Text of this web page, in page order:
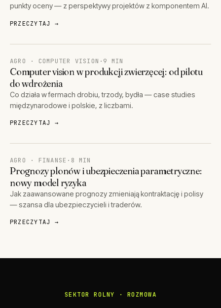
punkty oceny — z perspektywy projektów z komponentem AI.
PRZECZYTAJ →
AGRO · COMPUTER VISION · 9 MIN
Computer vision w produkcji zwierzęcej: od pilotu
do wdrożenia
Co działa w fermach drobiu, trzody, bydła — case studies
międzynarodowe i polskie, z liczbami.
PRZECZYTAJ →
AGRO · FINANSE · 8 MIN
Prognozy plonów i ubezpieczenia parametryczne:
nowy model ryzyka
Jak zaawansowane prognozy zmieniają kontraktację i polisy
— szansa dla ubezpieczycieli i traderów.
PRZECZYTAJ →
SEKTOR ROLNY · ROZMOWA